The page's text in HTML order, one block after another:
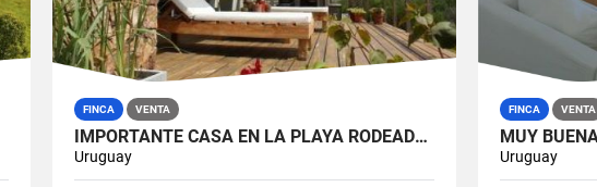
FINCA VENTA
IMPORTANTE CASA EN LA PLAYA RODEADA DE NATURALEZA
Uruguay
FINCA VENTA
Uruguay